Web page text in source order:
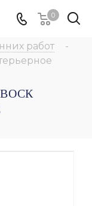
0
работ
-
ВОСК